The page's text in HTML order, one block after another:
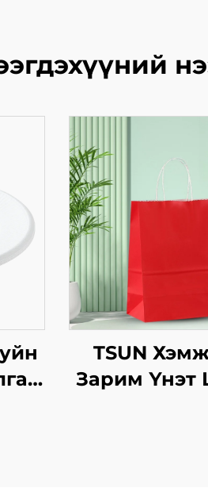
TSUN
Зарим Үнэт